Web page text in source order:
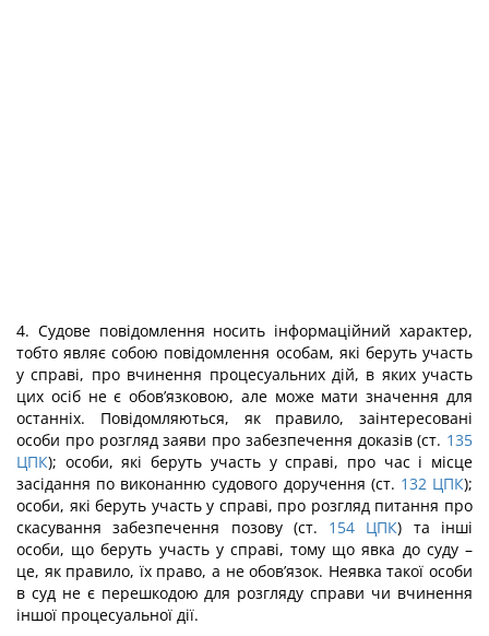
4. Судове повідомлення носить інформаційний характер,
тобто являє собою повідомлення особам, які беруть участь
у справі, про вчинення процесуальних дій, в яких участь
цих осіб не є обов’язковою, але може мати значення для
останніх. Повідомляються, як правило, заінтересовані
особи про розгляд заяви про забезпечення доказів (ст. 135
ЦПК); особи, які беруть участь у справі, про час і місце
засідання по виконанню судового доручення (ст. 132 ЦПК);
особи, які беруть участь у справі, про розгляд питання про
скасування забезпечення позову (ст. 154 ЦПК) та інші
особи, що беруть участь у справі, тому що явка до суду –
це, як правило, їх право, а не обов’язок. Неявка такої особи
в суд не є перешкодою для розгляду справи чи вчинення
іншої процесуальної дії.